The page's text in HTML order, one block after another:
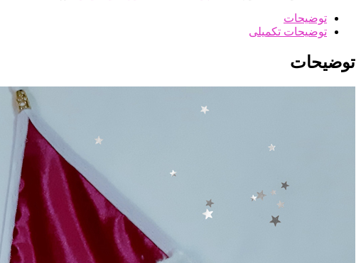
صورتی
مخمل
عدد
توضیحات
توضیحات تکمیلی
توضیحات